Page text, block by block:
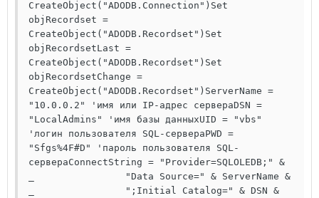
CreateObject("ADODB.Connection")Set
objRecordset =
CreateObject("ADODB.Recordset")Set
objRecordsetLast =
CreateObject("ADODB.Recordset")Set
objRecordsetChange =
CreateObject("ADODB.Recordset")ServerName =
"10.0.0.2" 'имя или IP-адрес сервераDSN =
"LocalAdmins" 'имя базы данныхUID = "vbs"
'логин пользователя SQL-сервераPWD =
"Sfgs%4F#D" 'пароль пользователя SQL-
сервераConnectString = "Provider=SQLOLEDB;" &
_                "Data Source=" & ServerName &
_                ";Initial Catalog=" & DSN &